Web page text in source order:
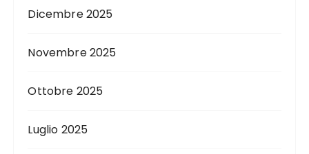
Dicembre 2025
Novembre 2025
Ottobre 2025
Luglio 2025